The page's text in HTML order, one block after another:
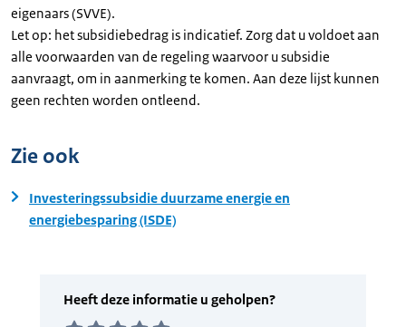
eigenaars (SVVE).
Let op: het subsidiebedrag is indicatief. Zorg dat u voldoet aan
alle voorwaarden van de regeling waarvoor u subsidie
aanvraagt, om in aanmerking te komen. Aan deze lijst kunnen
geen rechten worden ontleend.
Zie ook
Investeringssubsidie duurzame energie en
energiebesparing (ISDE)